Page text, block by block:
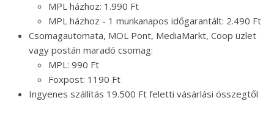
MPL házhoz: 1.990 Ft
MPL házhoz - 1 munkanapos időgarantált: 2.490 Ft
Csomagautomata, MOL Pont, MediaMarkt, Coop üzlet
vagy postán maradó csomag:
MPL: 990 Ft
Foxpost: 1190 Ft
Ingyenes szállítás 19.500 Ft feletti vásárlási összegtől